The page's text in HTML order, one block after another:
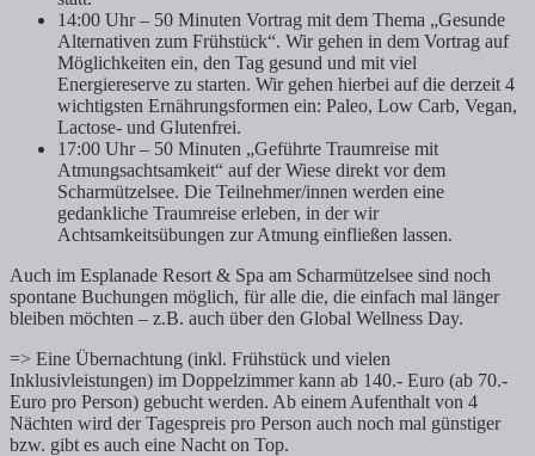
14:00 Uhr – 50 Minuten Vortrag mit dem Thema „Gesunde
Alternativen zum Frühstück“. Wir gehen in dem Vortrag auf
Möglichkeiten ein, den Tag gesund und mit viel
Energiereserve zu starten. Wir gehen hierbei auf die derzeit 4
wichtigsten Ernährungsformen ein: Paleo, Low Carb, Vegan,
Lactose- und Glutenfrei.
17:00 Uhr – 50 Minuten „Geführte Traumreise mit
Atmungsachtsamkeit“ auf der Wiese direkt vor dem
Scharmützelsee. Die Teilnehmer/innen werden eine
gedankliche Traumreise erleben, in der wir
Achtsamkeitsübungen zur Atmung einfließen lassen.
Auch im Esplanade Resort & Spa am Scharmützelsee sind noch
spontane Buchungen möglich, für alle die, die einfach mal länger
bleiben möchten – z.B. auch über den Global Wellness Day.
=> Eine Übernachtung (inkl. Frühstück und vielen
Inklusivleistungen) im Doppelzimmer kann ab 140.- Euro (ab 70.-
Euro pro Person) gebucht werden. Ab einem Aufenthalt von 4
Nächten wird der Tagespreis pro Person auch noch mal günstiger
bzw. gibt es auch eine Nacht on Top.